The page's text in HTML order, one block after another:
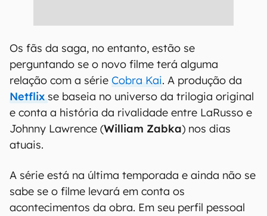
Os fãs da saga, no entanto, estão se
perguntando se o novo filme terá alguma
relação com a série Cobra Kai. A produção da
Netflix se baseia no universo da trilogia original
e conta a história da rivalidade entre LaRusso e
Johnny Lawrence (William Zabka) nos dias
atuais.
A série está na última temporada e ainda não se
sabe se o filme levará em conta os
acontecimentos da obra. Em seu perfil pessoal